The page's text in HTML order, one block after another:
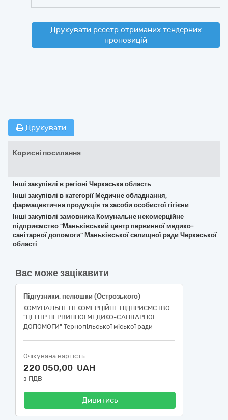
Друкувати реєстр отриманих тендерних
пропозицій
Друкувати
Корисні посилання
Інші закупівлі в регіоні Черкаська область
Інші закупівлі в категорії Медичне обладнання,
фармацевтична продукція та засоби особистої гігієни
Інші закупівлі замовника Комунальне некомерційне
підприємство "Маньківський центр первинної медико-
санітарної допомоги" Маньківської селищної ради Черкаської
області
Вас може зацікавити
Підгузники, пелюшки (Острозького)
КОМУНАЛЬНЕ НЕКОМЕРЦІЙНЕ ПІДПРИЄМСТВО
"ЦЕНТР ПЕРВИННОЇ МЕДИКО-САНІТАРНОЇ
ДОПОМОГИ" Тернопільської міської ради
Очікувана вартість
220 050,00 UAH
з ПДВ
Дивитись